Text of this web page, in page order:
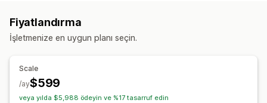
Özel abonelikler
Yinelenen ödemeler
Sabit fiyatlandırma
Deneme süreleri Kullanıma dayalı fiyatlandırma
Fiyatlandırma
İşletmenize en uygun planı seçin.
Scale
$599
/ay
veya yılda $5,988 ödeyin ve %17 tasarruf edin